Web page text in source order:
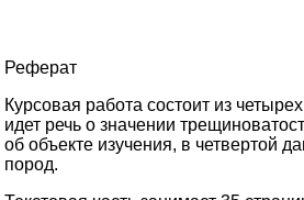
Реферат
Курсовая работа состоит из
идет речь о значении
об объекте изучения, в четвертой
пород.